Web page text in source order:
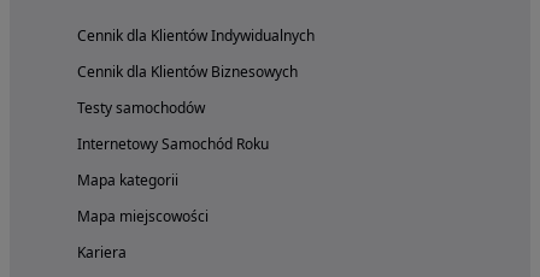
Cennik dla Klientów Indywidualnych
Cennik dla Klientów Biznesowych
Testy samochodów
Internetowy Samochód Roku
Mapa kategorii
Mapa miejscowości
Kariera